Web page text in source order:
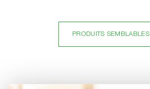
PRODUITS SEMBLABLES